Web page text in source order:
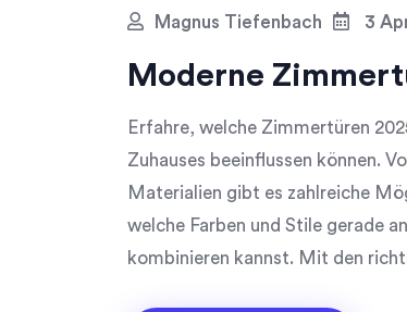
Magnus Tiefenbach 3
Moderne
Erfahre, welche Zimmertüren
Zuhauses beeinflussen können.
Materialien gibt es zahlreiche
welche Farben und Stile gerade
kombinieren kannst. Mit den